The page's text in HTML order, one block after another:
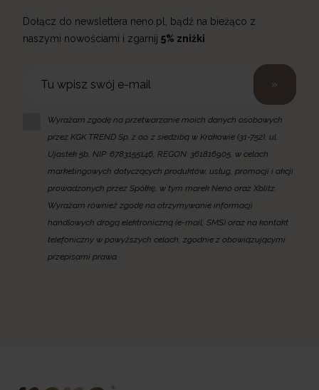
Dołącz do newslettera neno.pl, bądź na bieżąco z
naszymi nowościami i zgarnij 5% zniżki
»
Wyrażam zgodę na przetwarzanie moich danych osobowych
przez KGK TREND Sp. z o.o. z siedzibą w Krakowie (31-752), ul.
Ujastek 5b, NIP: 6783155146, REGON: 361816905, w celach
marketingowych dotyczących produktów, usług, promocji i akcji
prowadzonych przez Spółkę, w tym marek Neno oraz Xblitz.
Wyrażam również zgodę na otrzymywanie informacji
handlowych drogą elektroniczną (e-mail, SMS) oraz na kontakt
telefoniczny w powyższych celach, zgodnie z obowiązującymi
przepisami prawa.